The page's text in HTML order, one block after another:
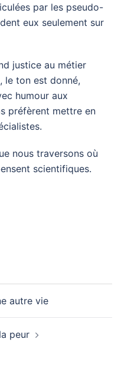
par les pseudo-
eux seulement sur
justice au métier
le ton est donné,
humour aux
préfèrent mettre en
nous traversons où
scientifiques.
autre vie
peur